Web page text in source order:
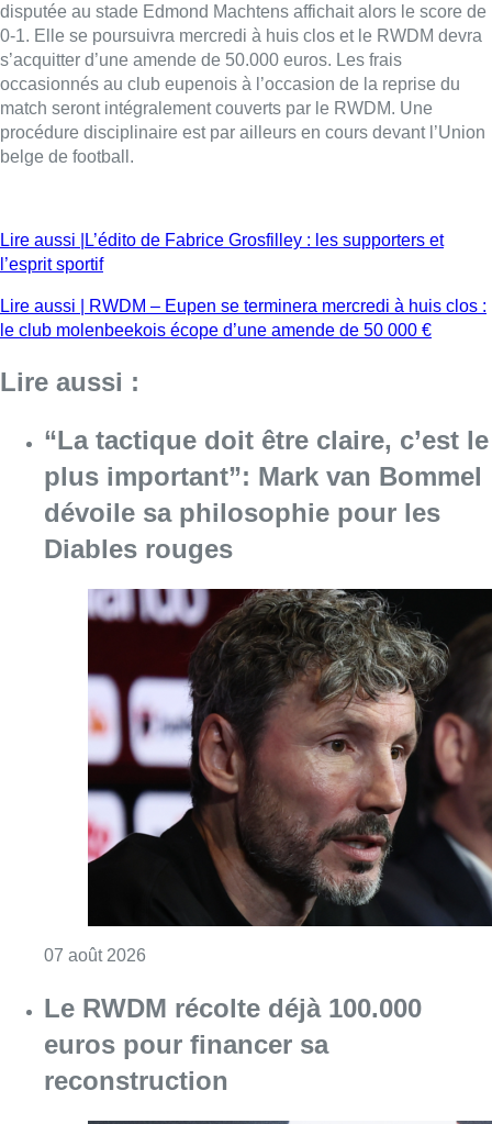
Lire aussi | RWDM – Eupen se terminera mercredi à huis clos :
le club molenbeekois écope d’une amende de 50 000 €
Lire aussi :
“La tactique doit être claire, c’est le
Diables rouges
Consulter l'article "“La tactique doit être
Le RWDM récolte déjà 100.000
euros pour financer sa
reconstruction